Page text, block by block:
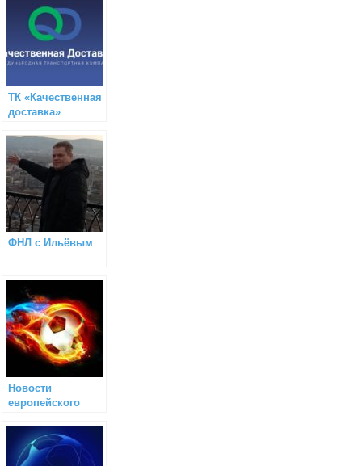
ТК «Качественная
доставка»
ФНЛ с Ильёвым
Новости
европейского